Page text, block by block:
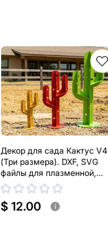
Декор для сада Кактус V4
(Три размера). DXF, SVG
файлы для плазменной,
лазерной резки
$ 12.00 i